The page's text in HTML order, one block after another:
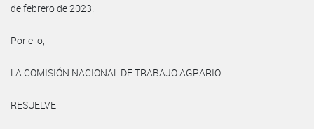
de febrero de 2023.
Por ello,
LA COMISIÓN NACIONAL DE TRABAJO AGRARIO
RESUELVE: